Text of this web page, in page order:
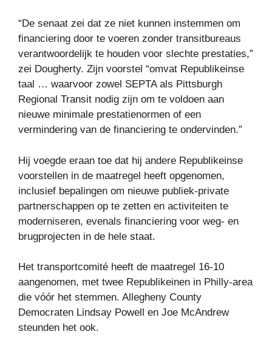
“De senaat zei dat ze niet kunnen instemmen om
financiering door te voeren zonder transitbureaus
verantwoordelijk te houden voor slechte prestaties,”
zei Dougherty. Zijn voorstel “omvat Republikeinse
taal … waarvoor zowel SEPTA als Pittsburgh
Regional Transit nodig zijn om te voldoen aan
nieuwe minimale prestatienormen of een
vermindering van de financiering te ondervinden.”
Hij voegde eraan toe dat hij andere Republikeinse
voorstellen in de maatregel heeft opgenomen,
inclusief bepalingen om nieuwe publiek-private
partnerschappen op te zetten en activiteiten te
moderniseren, evenals financiering voor weg- en
brugprojecten in de hele staat.
Het transportcomité heeft de maatregel 16-10
aangenomen, met twee Republikeinen in Philly-area
die vóór het stemmen. Allegheny County
Democraten Lindsay Powell en Joe McAndrew
steunden het ook.